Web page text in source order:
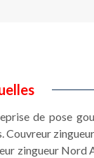
de pose
zingueur Nord